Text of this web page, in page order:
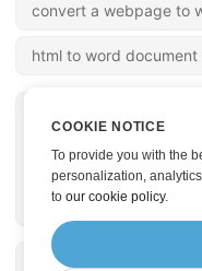
convert a webpage to
html to word
輕鬆將 Word 轉換
TIFF
COOKIE NOTICE
To provide you with the
personalization,
toour cookie policy.